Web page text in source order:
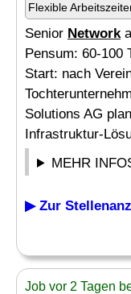
Flexible
Senior Network
Pensum: 60-100
Start: nach
Solutions AG
Infrastruktur-
MEHR
▶ Zur
Job vor 2 Tagen